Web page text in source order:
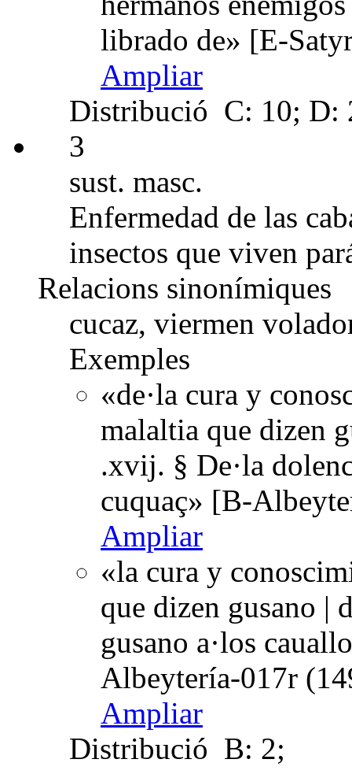
librado de» [E-
Ampliar
Distribució C: 10; D:
3
sust. masc.
Enfermedad de las
insectos que viven
Relacions sinonímiques
cucaz, viermen
Exemples
«de·la cura y
malaltia que dizen
.xvij. § De·la
cuquaç» [B-
Ampliar
«la cura y
que dizen gusano |
gusano a·los
Albeytería-017r
Ampliar
Distribució B: 2;